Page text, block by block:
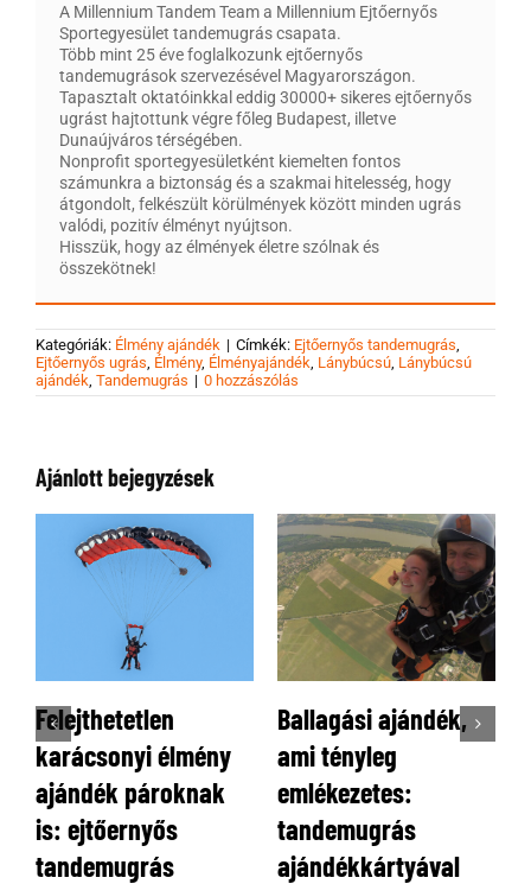
A Millennium Tandem Team a Millennium Ejtőernyős
Sportegyesület tandemugrás csapata.
Több mint 25 éve foglalkozunk ejtőernyős
tandemugrások szervezésével Magyarországon.
Tapasztalt oktatóinkkal eddig 30000+ sikeres ejtőernyős
ugrást hajtottunk végre főleg Budapest, illetve
Dunaújváros térségében.
Nonprofit sportegyesületként kiemelten fontos
számunkra a biztonság és a szakmai hitelesség, hogy
átgondolt, felkészült körülmények között minden ugrás
valódi, pozitív élményt nyújtson.
Hisszük, hogy az élmények életre szólnak és
összekötnek!
Kategóriák: Élmény ajándék | Címkék: Ejtőernyős tandemugrás
Ejtőernyős ugrás Élmény, Élményajándék Lánybúcsú Lánybúcsú
ajándék Tandemugrás | 0 hozzászólás
Ajánlott bejegyzések
Felejthetetlen
karácsonyi élmény
ajándék pároknak
is: ejtőernyős
tandemugrás
Ballagási ajándék,
ami tényleg
emlékezetes:
tandemugrás
ajándékkártyával